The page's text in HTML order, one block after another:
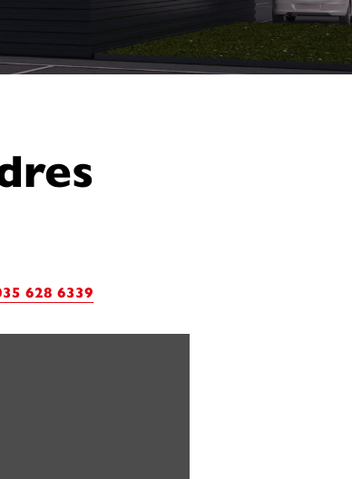
628 6339